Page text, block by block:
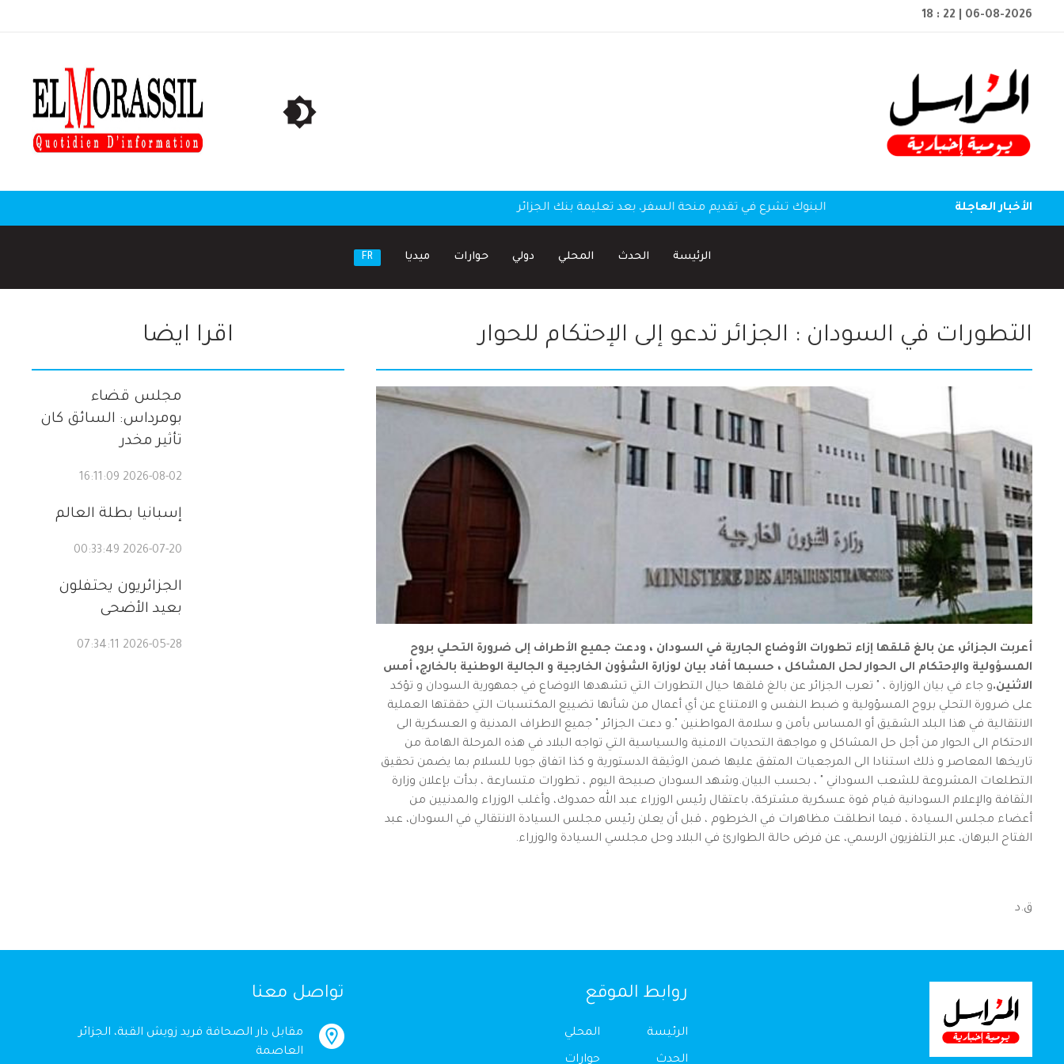
18 : 22 | 06-08-2026
الأخبار العاجلة البنوك تشرع في تقديم منحة السفر، بعد تعليمة بنك الجزائر
الرئيسة الحدث المحلي دولي حوارات ميديا FR
التطورات في السودان : الجزائر تدعو إلى الإحتكام للحوار
أعربت الجزائر، عن بالغ قلقها إزاء تطورات الأوضاع الجارية في السودان ، ودعت جميع الأطراف إلى ضرورة التحلي بروح
المسؤولية والإحتكام الى الحوار لحل المشاكل ، حسبما أفاد بيان لوزارة الشؤون الخارجية و الجالية الوطنية بالخارج، أمس
الاثنين.و جاء في بيان الوزارة ، " تعرب الجزائر عن بالغ قلقها حيال التطورات التي تشهدها الاوضاع في جمهورية السودان و تؤكد
على ضرورة التحلي بروح المسؤولية و ضبط النفس و الامتناع عن أي أعمال من شأنها تضييع المكتسبات التي حققتها العملية
الانتقالية في هذا البلد الشقيق أو المساس بأمن و سلامة المواطنين ".و دعت الجزائر " جميع الاطراف المدنية و العسكرية الى
الاحتكام الى الحوار من أجل حل المشاكل و مواجهة التحديات الامنية والسياسية التي تواجه البلاد في هذه المرحلة الهامة من
تاريخها المعاصر و ذلك استنادا الى المرجعيات المتفق عليها ضمن الوثيقة الدستورية و كذا اتفاق جوبا للسلام بما يضمن تحقيق
التطلعات المشروعة للشعب السوداني " ، بحسب البيان.وشهد السودان صبيحة اليوم ، تطورات متسارعة ، بدأت بإعلان وزارة
الثقافة والإعلام السودانية قيام قوة عسكرية مشتركة، باعتقال رئيس الوزراء عبد الله حمدوك، وأغلب الوزراء والمدنيين من
أعضاء مجلس السيادة ، فيما انطلقت مظاهرات في الخرطوم ، قبل أن يعلن رئيس مجلس السيادة الانتقالي في السودان، عبد
الفتاح البرهان، عبر التلفزيون الرسمي، عن فرض حالة الطوارئ في البلاد وحل مجلسي السيادة والوزراء.
ق.د
اقرا ايضا
مجلس قضاء
بومرداس: السائق كان
تأثير مخدر
2026-08-02 16:11:09
إسبانيا بطلة العالم
2026-07-20 00:33:49
الجزائريون يحتفلون
بعيد الأضحى
2026-05-28 07:34:11
روابط الموقع
الرئيسة
الحدث
المحلي
حوارات
تواصل معنا
مقابل دار الصحافة فريد زويش القبة، الجزائر
العاصمة